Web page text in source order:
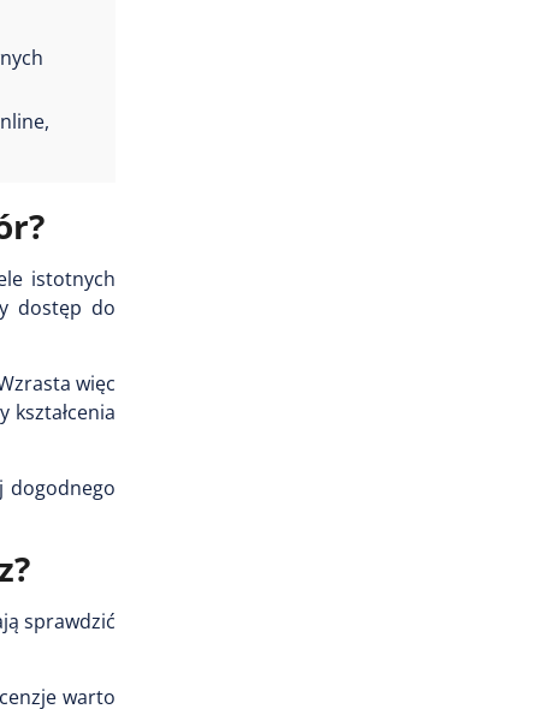
istotnych
dostęp do
więc
dogodnego
sprawdzić
warto